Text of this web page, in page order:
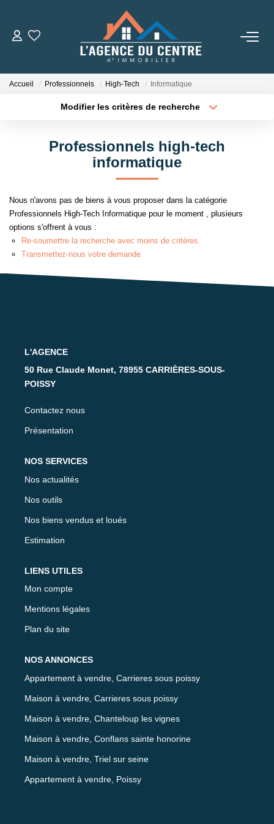
VENTES
Nos Conseils
Qui Sommes Nous
Nos Partenaires
Accueil Professionnels High-Tech Informatique
Modifier les critères de recherche
Type de bien
Surface min
Créer une alerte
Professionnels high-tech
informatique
Nous n'avons pas de biens à vous proposer dans la catégorie
Professionnels High-Tech Informatique pour le moment , plusieurs
options s'offrent à vous :
Re-soumettre la recherche avec moins de critères.
Transmettez-nous votre demande
L'AGENCE
50 Rue Claude Monet, 78955 CARRIÈRES-SOUS-
POISSY
Contactez nous
Présentation
NOS SERVICES
Nos actualités
Nos outils
Nos biens vendus et loués
Estimation
LIENS UTILES
Mon compte
Mentions légales
Plan du site
NOS ANNONCES
Appartement à vendre, Carrieres sous poissy
Maison à vendre, Carrieres sous poissy
Maison à vendre, Chanteloup les vignes
Maison à vendre, Conflans sainte honorine
Maison à vendre, Triel sur seine
Appartement à vendre, Poissy